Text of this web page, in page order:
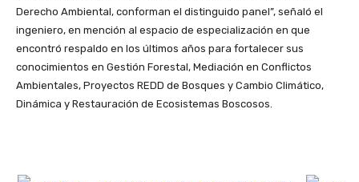
Derecho Ambiental, conforman el distinguido panel”, señaló el
ingeniero, en mención al espacio de especialización en que
encontró respaldo en los últimos años para fortalecer sus
conocimientos en Gestión Forestal, Mediación en Conflictos
Ambientales, Proyectos REDD de Bosques y Cambio Climático,
Dinámica y Restauración de Ecosistemas Boscosos.